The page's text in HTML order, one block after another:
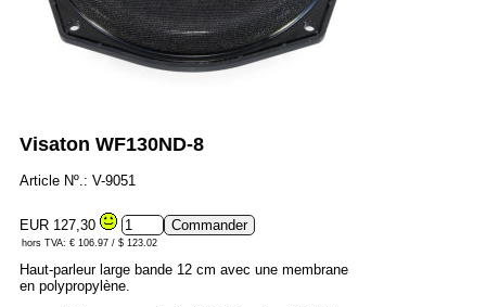
Visaton WF130ND-8
Article Nº.: V-9051
EUR 127,30
hors TVA: € 106.97 / $ 123.02
Haut-parleur large bande 12 cm avec une membrane
en polypropylène.